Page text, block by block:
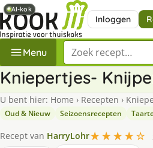
Inloggen
Menu Zoek een recept
Kniepertjes-
U bent hier: Home › Recepten ›
Oud & Nieuw Seizoensrecepten
Recept van HarryLohr★★★★☆
AI-kok
AI-kok